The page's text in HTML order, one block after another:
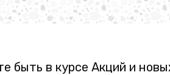
быть в курсе Акций и